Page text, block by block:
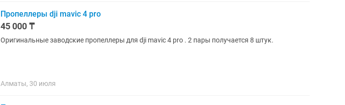
Пропеллеры dji mavic 4 pro
45 000 ₸
Оригинальные заводские пропеллеры для dji mavic 4 pro . 2 пары получается 8 штук.
Алматы, 30 июля